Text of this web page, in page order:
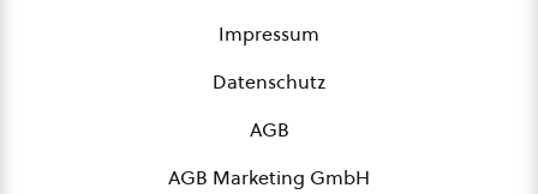
Impressum
Datenschutz
AGB
AGB Marketing GmbH